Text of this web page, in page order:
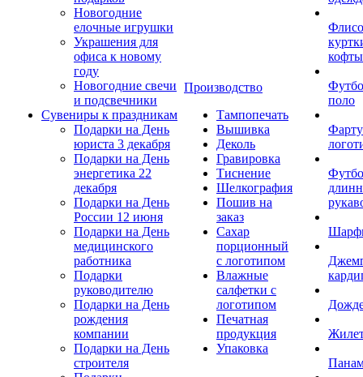
Новогодние
елочные игрушки
Украшения для
офиса к новому
году
Новогодние свечи
и подсвечники
Сувениры к праздникам
Подарки на День
юриста 3 декабря
Подарки на День
энергетика 22
декабря
Подарки на День
России 12 июня
Подарки на День
медицинского
работника
Подарки
руководителю
Подарки на День
рождения
компании
Подарки на День
строителя
Производство
Тампопечать
Вышивка
Деколь
Гравировка
Тиснение
Шелкография
Пошив на
заказ
Сахар
порционный
с логотипом
Влажные
салфетки с
логотипом
Печатная
продукция
Упаковка
кофты
поло